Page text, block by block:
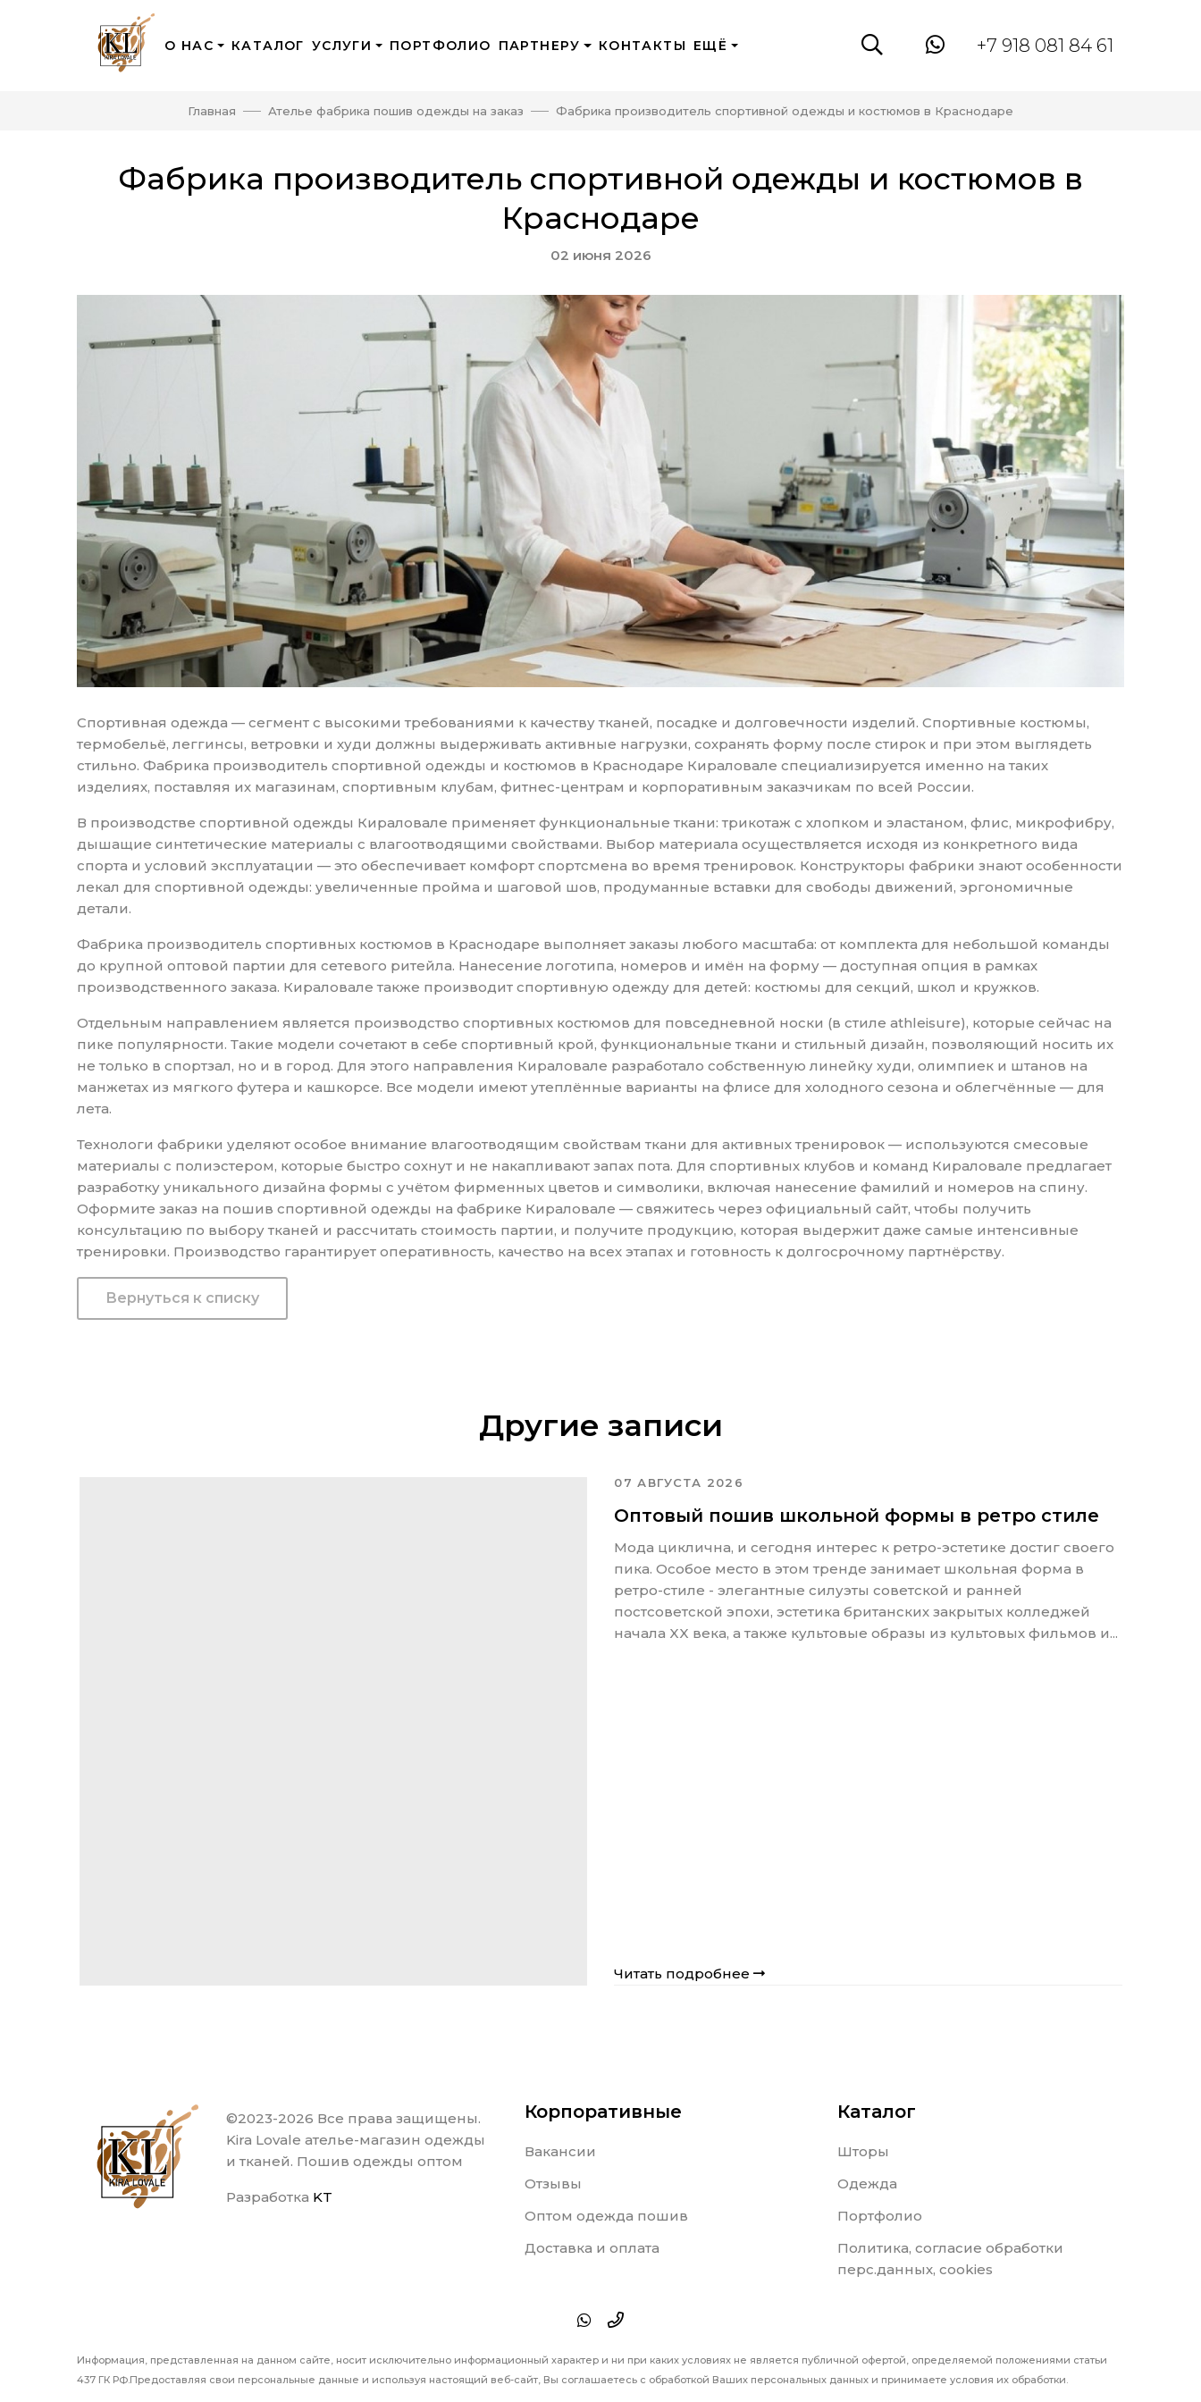
О НАС КАТАЛОГ УСЛУГИ ПОРТФОЛИО ПАРТНЕРУ КОНТАКТЫ ЕЩЁ +7 918 081 84 61
Главная Ателье фабрика пошив одежды на заказ Фабрика производитель спортивной одежды и костюмов в Краснодаре
Фабрика производитель спортивной одежды и костюмов в
Краснодаре
02 июня 2026
Спортивная одежда — сегмент с высокими требованиями к качеству тканей, посадке и долговечности изделий. Спортивные костюмы,
термобельё, леггинсы, ветровки и худи должны выдерживать активные нагрузки, сохранять форму после стирок и при этом выглядеть
стильно. Фабрика производитель спортивной одежды и костюмов в Краснодаре Кираловале специализируется именно на таких
изделиях, поставляя их магазинам, спортивным клубам, фитнес-центрам и корпоративным заказчикам по всей России.
В производстве спортивной одежды Кираловале применяет функциональные ткани: трикотаж с хлопком и эластаном, флис, микрофибру,
дышащие синтетические материалы с влагоотводящими свойствами. Выбор материала осуществляется исходя из конкретного вида
спорта и условий эксплуатации — это обеспечивает комфорт спортсмена во время тренировок. Конструкторы фабрики знают особенности
лекал для спортивной одежды: увеличенные пройма и шаговой шов, продуманные вставки для свободы движений, эргономичные
детали.
Фабрика производитель спортивных костюмов в Краснодаре выполняет заказы любого масштаба: от комплекта для небольшой команды
до крупной оптовой партии для сетевого ритейла. Нанесение логотипа, номеров и имён на форму — доступная опция в рамках
производственного заказа. Кираловале также производит спортивную одежду для детей: костюмы для секций, школ и кружков.
Отдельным направлением является производство спортивных костюмов для повседневной носки (в стиле athleisure), которые сейчас на
пике популярности. Такие модели сочетают в себе спортивный крой, функциональные ткани и стильный дизайн, позволяющий носить их
не только в спортзал, но и в город. Для этого направления Кираловале разработало собственную линейку худи, олимпиек и штанов на
манжетах из мягкого футера и кашкорсе. Все модели имеют утеплённые варианты на флисе для холодного сезона и облегчённые — для
лета.
Технологи фабрики уделяют особое внимание влагоотводящим свойствам ткани для активных тренировок — используются смесовые
материалы с полиэстером, которые быстро сохнут и не накапливают запах пота. Для спортивных клубов и команд Кираловале предлагает
разработку уникального дизайна формы с учётом фирменных цветов и символики, включая нанесение фамилий и номеров на спину.
Оформите заказ на пошив спортивной одежды на фабрике Кираловале — свяжитесь через официальный сайт, чтобы получить
консультацию по выбору тканей и рассчитать стоимость партии, и получите продукцию, которая выдержит даже самые интенсивные
тренировки. Производство гарантирует оперативность, качество на всех этапах и готовность к долгосрочному партнёрству.
Вернуться к списку
Другие записи
07 АВГУСТА 2026
Оптовый пошив школьной формы в ретро стиле
Мода циклична, и сегодня интерес к ретро-эстетике достиг своего
пика. Особое место в этом тренде занимает школьная форма в
ретро-стиле - элегантные силуэты советской и ранней
постсоветской эпохи, эстетика британских закрытых колледжей
начала XX века, а также культовые образы из культовых фильмов и...
Читать подробнее
©2023-2026 Все права защищены.
Kira Lovale ателье-магазин одежды
и тканей. Пошив одежды оптом
Разработка KT
Корпоративные
Вакансии
Отзывы
Оптом одежда пошив
Доставка и оплата
Каталог
Шторы
Одежда
Портфолио
Политика, согласие обработки
перс.данных, cookies
Информация, представленная на данном сайте, носит исключительно информационный характер и ни при каких условиях не является публичной офертой, определяемой положениями статьи
437 ГК РФ.Предоставляя свои персональные данные и используя настоящий веб-сайт, Вы соглашаетесь с обработкой Ваших персональных данных и принимаете условия их обработки.